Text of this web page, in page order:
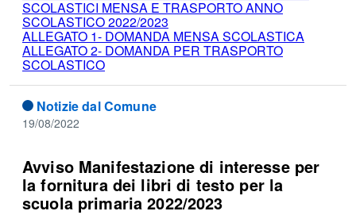
SCOLASTICI MENSA E TRASPORTO ANNO
SCOLASTICO 2022/2023
ALLEGATO 1- DOMANDA MENSA SCOLASTICA
ALLEGATO 2- DOMANDA PER TRASPORTO
SCOLASTICO
Notizie dal Comune
19/08/2022
Avviso Manifestazione di interesse per
la fornitura dei libri di testo per la
scuola primaria 2022/2023